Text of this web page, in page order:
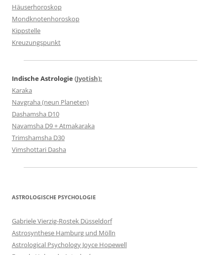
Häuserhoroskop
Mondknotenhoroskop
Kippstelle
Kreuzungspunkt
Indische Astrologie (Jyotish):
Karaka
Navgraha (neun Planeten)
Dashamsha D10
Navamsha D9 + Atmakaraka
Trimshamsha D30
Vimshottari Dasha
ASTROLOGISCHE PSYCHOLOGIE
Gabriele Vierzig-Rostek Düsseldorf
Astrosynthese Hamburg und Mölln
Astrological Psychology Joyce Hopewell